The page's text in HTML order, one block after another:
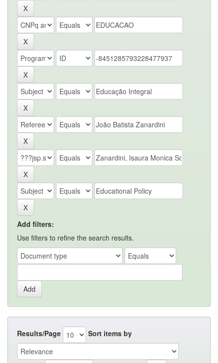
Add filters:
Use filters to refine the search results.
Results/Page Sort items by